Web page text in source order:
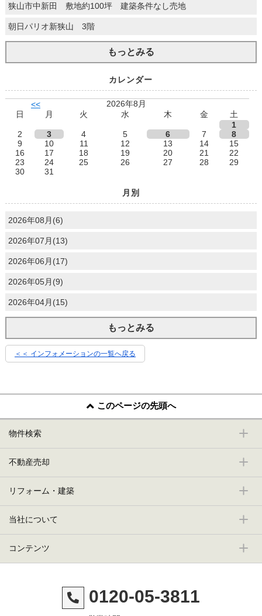
狭山市中新田 敷地約100坪 建築条件なし売地
朝日パリオ新狭山 3階
もっとみる
カレンダー
<<
2026年8月
日
月 火 水 木 金
土
1
2
3 4 5 6 7
8
9
10 11 12 13 14
15
16
17 18 19 20 21
22
23
24 25 26 27 28
29
30
31
月別
2026年08月(6)
2026年07月(13)
2026年06月(17)
2026年05月(9)
2026年04月(15)
もっとみる
＜＜ インフォメーションの一覧へ戻る
このページの先頭へ
物件検索
不動産売却
リフォーム・建築
当社について
コンテンツ
0120-05-3811